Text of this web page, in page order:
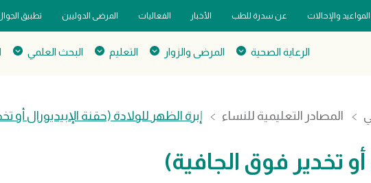
المواعيد والإحالات عن سدرة للطب الأخبار الفعاليات المرضى الدوليين تطبيق
الرعاية الصحية المرضى والزوار التعليم البحث العلمي
المصادر التعليمية للنساء إبرة الظهر للولادة (حقنة الإبيديورال أو
أو تخدير فوق الجافية)